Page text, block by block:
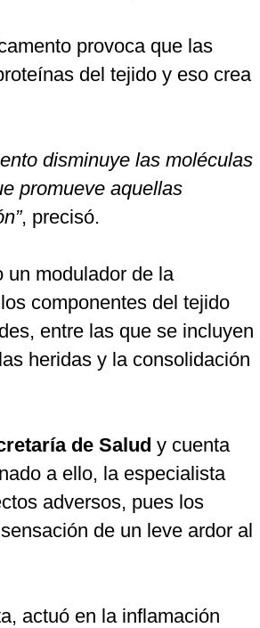
provoca que las
del tejido y eso crea
disminuye las moléculas
promueve aquellas
, precisó.
un modulador de la
componentes del tejido
entre las que se incluyen
heridas y la consolidación
de Salud y cuenta
a ello, la especialista
adversos, pues los
de un leve ardor al
actuó en la inflamación